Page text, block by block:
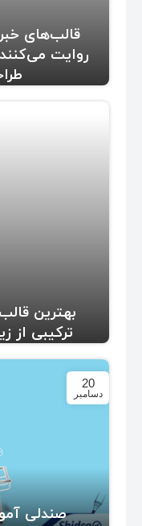
قالب‌های
روایت
بهترین
ترکیبی از
20
دسامبر
صندلی